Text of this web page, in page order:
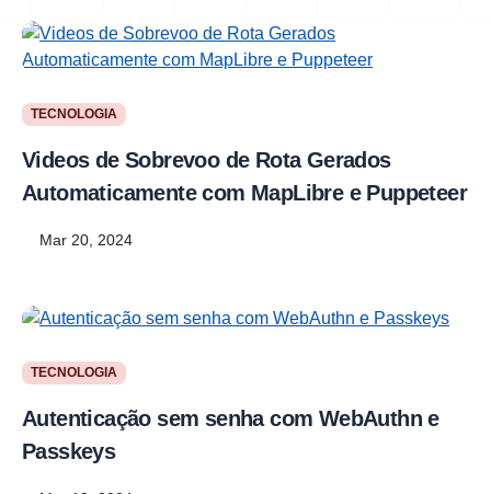
TECNOLOGIA
Videos de Sobrevoo de Rota Gerados
Automaticamente com MapLibre e Puppeteer
Mar 20, 2024
TECNOLOGIA
Autenticação sem senha com WebAuthn e
Passkeys